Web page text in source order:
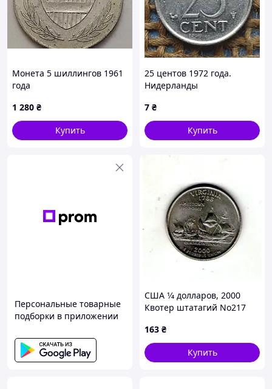
Монета 5 шиллингов 1961
года
1 280 ₴
Купить
25 центов 1972 года.
Нидерланды
7 ₴
Купить
Персональные товарные
подборки в приложении
США 1⁄4 долларов, 2000
Квотер штатагий No217
163 ₴
Купить